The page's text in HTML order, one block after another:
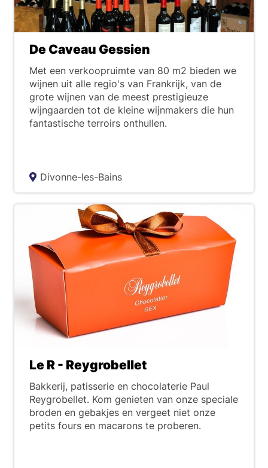
De Caveau Gessien
Met een verkoopruimte van 80 m2 bieden we
wijnen uit alle regio's van Frankrijk, van de
grote wijnen van de meest prestigieuze
wijngaarden tot de kleine wijnmakers die hun
fantastische terroirs onthullen.
Divonne-les-Bains
Le R - Reygrobellet
Bakkerij, patisserie en chocolaterie Paul
Reygrobellet. Kom genieten van onze speciale
broden en gebakjes en vergeet niet onze
petits fours en macarons te proberen.